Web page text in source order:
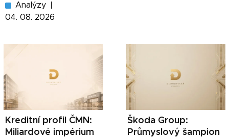
Analýzy
04. 08. 2026
Kreditní profil ČMN:
Miliardové impérium
Škoda Group:
Průmyslový šampion